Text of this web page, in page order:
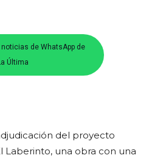
de WhatsApp de
Última
del proyecto
Laberinto, una obra con una